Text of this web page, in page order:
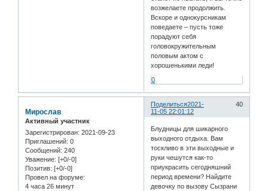
возжелаете продолжить.
Вскоре и однокурсникам
поведаете – пусть тоже
порадуют себя
головокружительным
половым актом с
хорошенькими леди!
0
Поделиться 40
2021-
11-05 22:01:12
Мирослав
Активный участник
Зарегистрирован: 2021-09-23
Приглашений: 0
Сообщений: 240
Уважение: [+0/-0]
Позитив: [+0/-0]
Провел на форуме:
4 часа 26 минут
Блудницы для шикарного
выходного отдыха. Вам
тоскливо в эти выходные и
руки чешутся как-то
приукрасить сегодняшний
период времени? Найдите
девочку по вызову Сызрани